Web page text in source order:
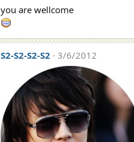
you are wellcome
S2-S2-S2-S2 3/6/2012